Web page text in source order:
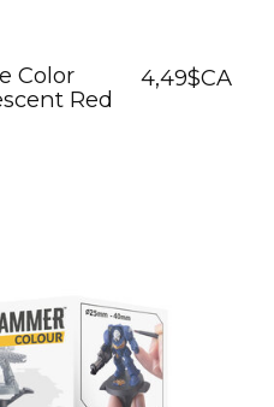
Color
Red
4,49$CA